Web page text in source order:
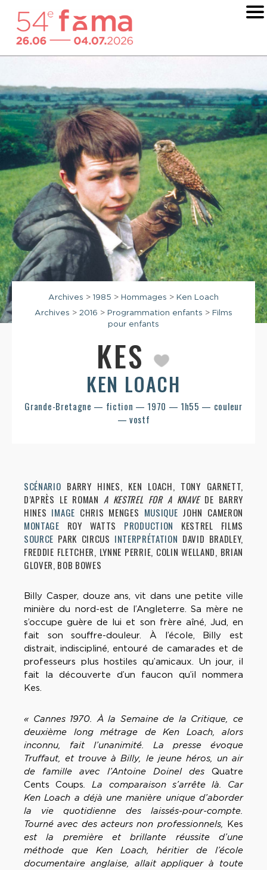
Archives > 1985 > Hommages > Ken Loach
Archives > 2016 > Programmation enfants > Films
pour enfants
KES
KEN LOACH
Grande-Bretagne — fiction — 1970 — 1h55 — couleur
— vostf
SCÉNARIO BARRY HINES, KEN LOACH, TONY GARNETT,
D’APRÈS LE ROMAN A KESTREL FOR A KNAVEDE BARRY
HINES IMAGE CHRIS MENGES MUSIQUE JOHN CAMERON
MONTAGE ROY WATTS PRODUCTION KESTREL FILMS
SOURCE PARK CIRCUS INTERPRÉTATION DAVID BRADLEY,
FREDDIE FLETCHER, LYNNE PERRIE, COLIN WELLAND, BRIAN
GLOVER, BOB BOWES
Billy Casper, douze ans, vit dans une petite ville
minière du nord-est de l’Angleterre. Sa mère ne
s’occupe guère de lui et son frère aîné, Jud, en
fait son souffre-douleur. À l’école, Billy est
distrait, indiscipliné, entouré de camarades et de
professeurs plus hostiles qu’amicaux. Un jour, il
fait la découverte d’un faucon qu’il nommera
Kes.
« Cannes 1970. À la Semaine de la Critique, ce
deuxième long métrage de Ken Loach, alors
inconnu, fait l’unanimité. La presse évoque
Truffaut, et trouve à Billy, le jeune héros, un air
de famille avec l’Antoine Doinel des Quatre
Cents Coups. La comparaison s’arrête là. Car
Ken Loach a déjà une manière unique d’aborder
la vie quotidienne des laissés-pour-compte.
Tourné avec des acteurs non professionnels,
Kes
est la première et brillante réussite d’une
méthode que Ken Loach, héritier de l’école
documentaire anglaise, allait appliquer à toute